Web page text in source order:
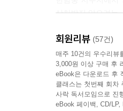
--- p.193
상처받지 않으려는
어떤 책도 읽지 않
서점에서 수없이
『당연하게도 나는
‘스포 금지’를 유
결말의 복선을 찾
회원리뷰 (57건)
매주 10건의 우수리뷰
3,000원 이상 구매 후
eBook은 다운로드 후
클래스는 첫번째 회차
사락 독서모임으로 진
eBook 페이백, CD/